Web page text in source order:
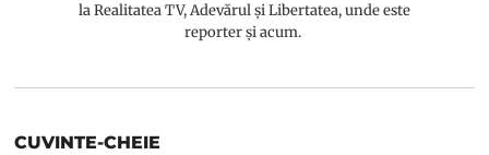
la Realitatea TV, Adevărul și Libertatea, unde este
reporter și acum.
CUVINTE-CHEIE